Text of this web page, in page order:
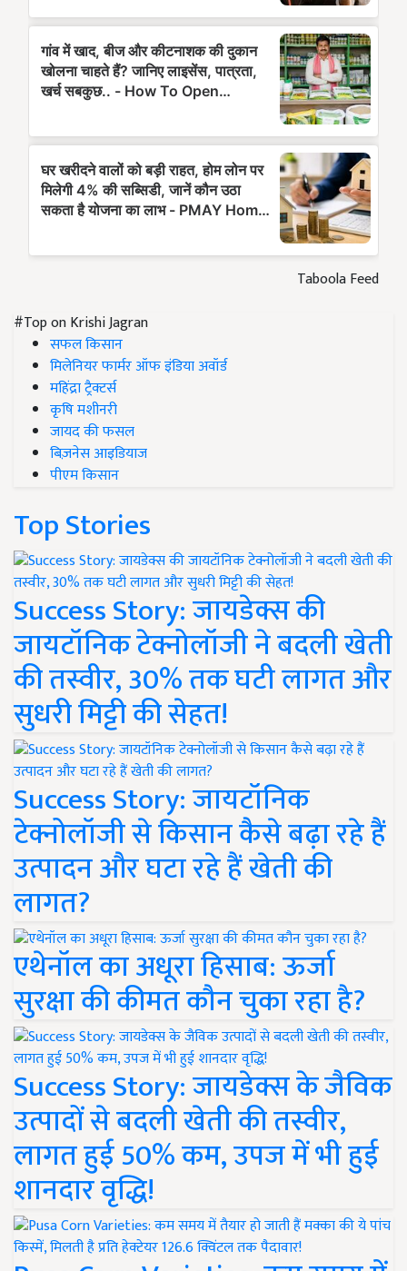
Taboola Feed
#Top on Krishi Jagran
सफल किसान
मिलेनियर फार्मर ऑफ इंडिया अवॉर्ड
महिंद्रा ट्रैक्टर्स
कृषि मशीनरी
जायद की फसल
बिज़नेस आइडियाज
पीएम किसान
Top Stories
Success Story: जायडेक्स की
जायटॉनिक टेक्नोलॉजी ने बदली खेती
की तस्वीर, 30% तक घटी लागत और
सुधरी मिट्टी की सेहत!
Success Story: जायटॉनिक
टेक्नोलॉजी से किसान कैसे बढ़ा रहे हैं
उत्पादन और घटा रहे हैं खेती की
लागत?
एथेनॉल का अधूरा हिसाब: ऊर्जा
सुरक्षा की कीमत कौन चुका रहा है?
Success Story: जायडेक्स के जैविक
उत्पादों से बदली खेती की तस्वीर,
लागत हुई 50% कम, उपज में भी हुई
शानदार वृद्धि!